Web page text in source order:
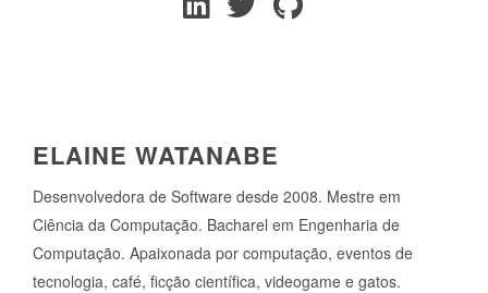
ELAINE WATANABE
Desenvolvedora de Software desde 2008. Mestre em
Ciência da Computação. Bacharel em Engenharia de
Computação. Apaixonada por computação, eventos de
tecnologia, café, ficção científica, videogame e gatos.